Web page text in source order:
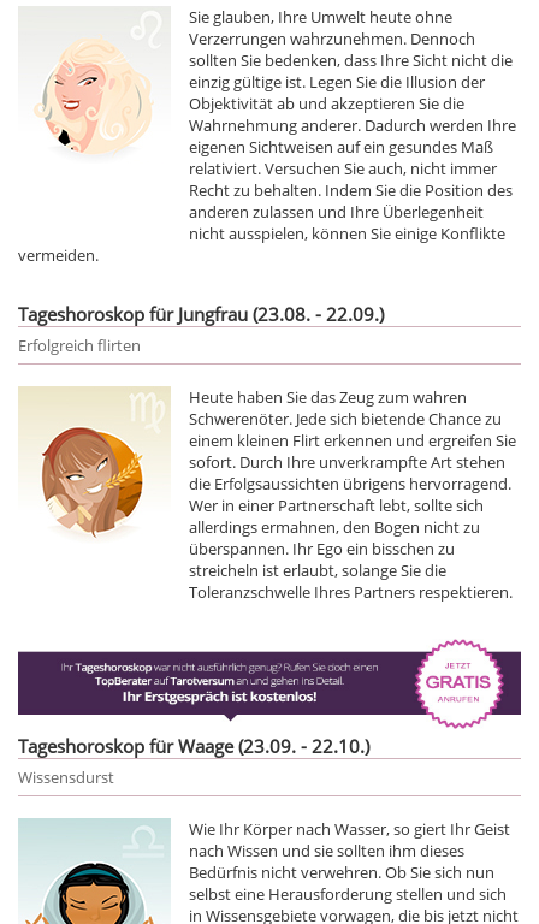
Sie glauben, Ihre Umwelt heute ohne
Verzerrungen wahrzunehmen. Dennoch
sollten Sie bedenken, dass Ihre Sicht nicht die
einzig gültige ist. Legen Sie die Illusion der
Objektivität ab und akzeptieren Sie die
Wahrnehmung anderer. Dadurch werden Ihre
eigenen Sichtweisen auf ein gesundes Maß
relativiert. Versuchen Sie auch, nicht immer
Recht zu behalten. Indem Sie die Position des
anderen zulassen und Ihre Überlegenheit
nicht ausspielen, können Sie einige Konflikte
vermeiden.
Tageshoroskop für Jungfrau (23.08. - 22.09.)
Erfolgreich flirten
Heute haben Sie das Zeug zum wahren
Schwerenöter. Jede sich bietende Chance zu
einem kleinen Flirt erkennen und ergreifen Sie
sofort. Durch Ihre unverkrampfte Art stehen
die Erfolgsaussichten übrigens hervorragend.
Wer in einer Partnerschaft lebt, sollte sich
allerdings ermahnen, den Bogen nicht zu
überspannen. Ihr Ego ein bisschen zu
streicheln ist erlaubt, solange Sie die
Toleranzschwelle Ihres Partners respektieren.
Tageshoroskop für Waage (23.09. - 22.10.)
Wissensdurst
Wie Ihr Körper nach Wasser, so giert Ihr Geist
nach Wissen und sie sollten ihm dieses
Bedürfnis nicht verwehren. Ob Sie sich nun
selbst eine Herausforderung stellen und sich
in Wissensgebiete vorwagen, die bis jetzt nicht